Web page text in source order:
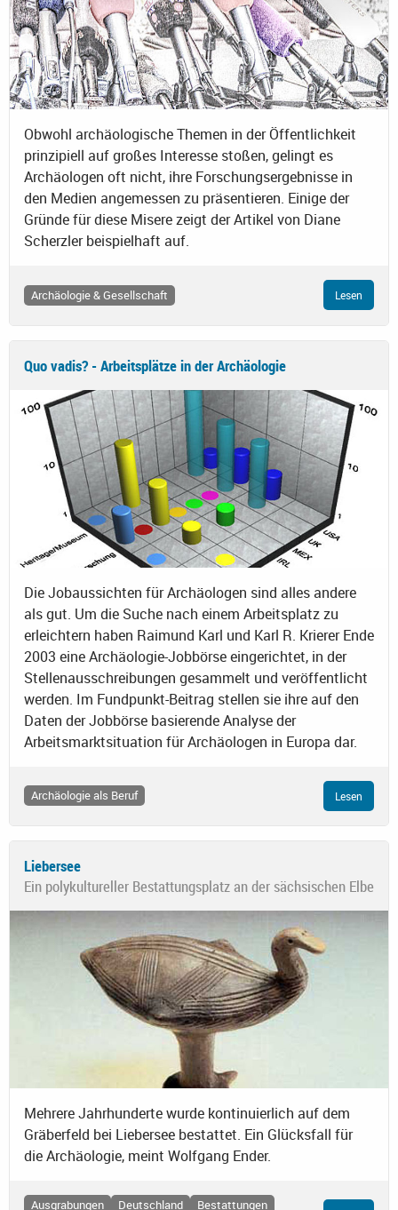
Obwohl archäologische Themen in der Öffentlichkeit
prinzipiell auf großes Interesse stoßen, gelingt es
Archäologen oft nicht, ihre Forschungsergebnisse in
den Medien angemessen zu präsentieren. Einige der
Gründe für diese Misere zeigt der Artikel von Diane
Scherzler beispielhaft auf.
Archäologie & Gesellschaft Lesen
Quo vadis? - Arbeitsplätze in der Archäologie
Die Jobaussichten für Archäologen sind alles andere
als gut. Um die Suche nach einem Arbeitsplatz zu
erleichtern haben Raimund Karl und Karl R. Krierer Ende
2003 eine Archäologie-Jobbörse eingerichtet, in der
Stellenausschreibungen gesammelt und veröffentlicht
werden. Im Fundpunkt-Beitrag stellen sie ihre auf den
Daten der Jobbörse basierende Analyse der
Arbeitsmarktsituation für Archäologen in Europa dar.
Archäologie als Beruf Lesen
Liebersee
Ein polykultureller Bestattungsplatz an der sächsischen Elbe
Mehrere Jahrhunderte wurde kontinuierlich auf dem
Gräberfeld bei Liebersee bestattet. Ein Glücksfall für
die Archäologie, meint Wolfgang Ender.
Ausgrabungen Deutschland
Bestattungen